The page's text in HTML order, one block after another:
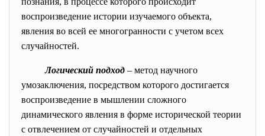
воспроизведение истории изучаемого объекта,
явления во всей ее многогранности с учетом всех
случайностей.
Логический подход – метод научного
умозаключения, посредством которого достигается
воспроизведение в мышлении сложного
динамического явления в форме исторической теории
с отвлечением от случайностей и отдельных